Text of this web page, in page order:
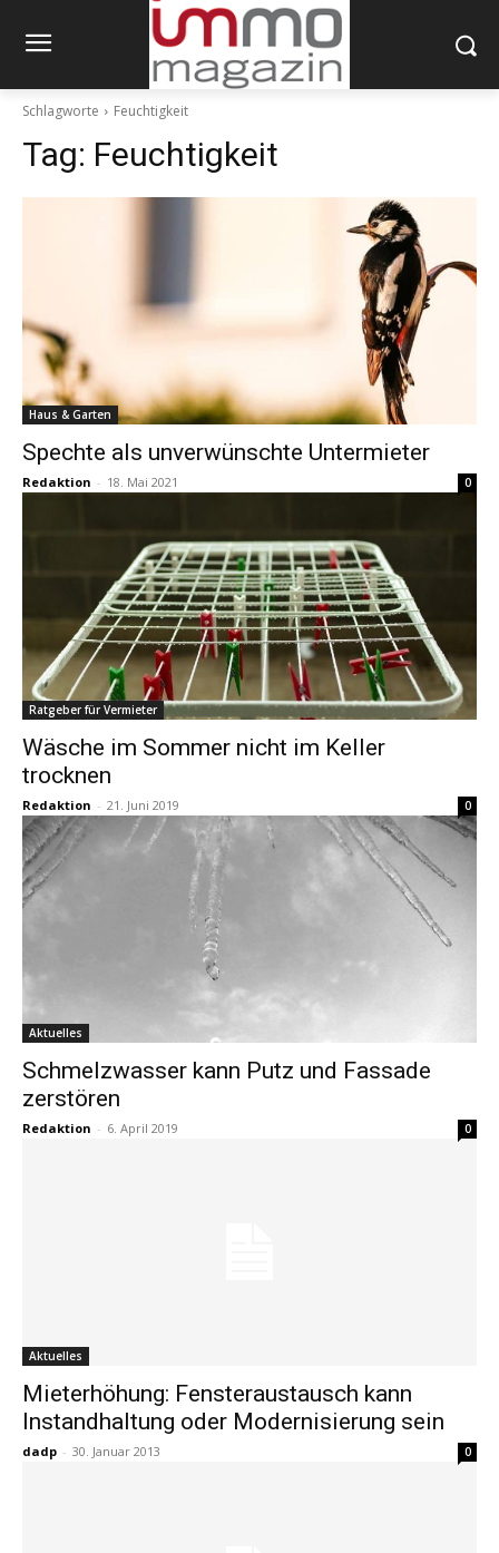
Schlagworte Feuchtigkeit
Tag: Feuchtigkeit
Haus & Garten
Spechte als unverwünschte Untermieter
Redaktion - 18. Mai 2021 0
Ratgeber für Vermieter
Wäsche im Sommer nicht im Keller
trocknen
Redaktion - 21. Juni 2019 0
Aktuelles
Schmelzwasser kann Putz und Fassade
zerstören
Redaktion - 6. April 2019 0
Aktuelles
Mieterhöhung: Fensteraustausch kann
Instandhaltung oder Modernisierung sein
dadp - 30. Januar 2013 0